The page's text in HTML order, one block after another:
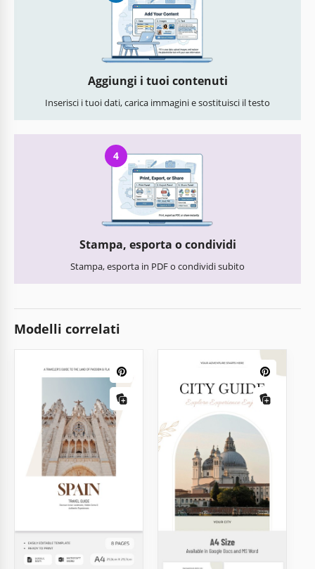
Aggiungi i tuoi contenuti
Inserisci i tuoi dati, carica immagini e sostituisci il testo
4
Stampa, esporta o condividi
Stampa, esporta in PDF o condividi subito
Modelli correlati